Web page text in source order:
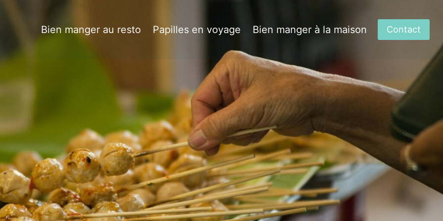
Bien manger au resto Papilles en voyage Bien manger à la maison Contact